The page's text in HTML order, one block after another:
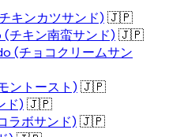
キンカツサンド) 🇯🇵
(チキン南蛮サンド) 🇯🇵
(チョコクリームサン
ントースト) 🇯🇵
ド) 🇯🇵
ラボサンド) 🇯🇵